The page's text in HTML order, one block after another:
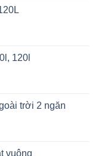
120l
trời 2 ngăn
vuông